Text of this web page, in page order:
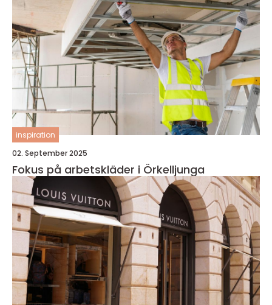
inspiration
02. September 2025
Fokus på arbetskläder i Örkelljunga